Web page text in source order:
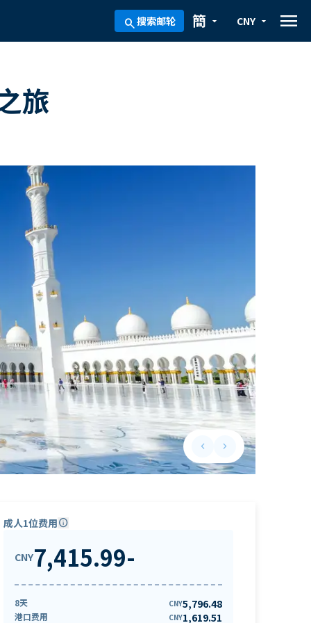
search搜索邮轮 arrow_drop_down
簡 arrow_drop_down
CNY menu
旅
keyboard_arrow_leftPrevious slide
keyboard_arrow_rightNext slide
成人1位费用info
CNY7,415.99-
8天 CNY5,796.48
港口费用 CNY1,619.51